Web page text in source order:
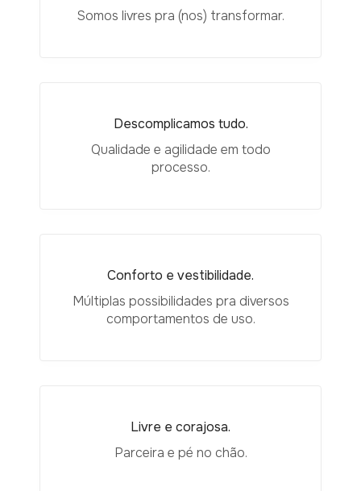
Somos livres pra (nos) transformar.
Descomplicamos tudo.
Qualidade e agilidade em todo
processo.
Conforto e vestibilidade.
Múltiplas possibilidades pra diversos
comportamentos de uso.
Livre e corajosa.
Parceira e pé no chão.